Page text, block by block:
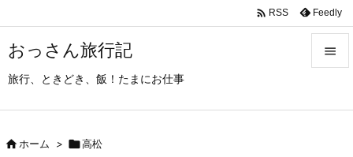
おっさん旅行記
旅行、ときどき、飯！たまにお仕事

 RSS Feedly
ホーム > 高松